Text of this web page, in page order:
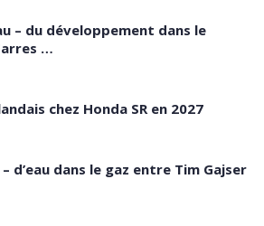
– du développement dans le
…
chez Honda SR en 2027
d’eau dans le gaz entre Tim Gajser